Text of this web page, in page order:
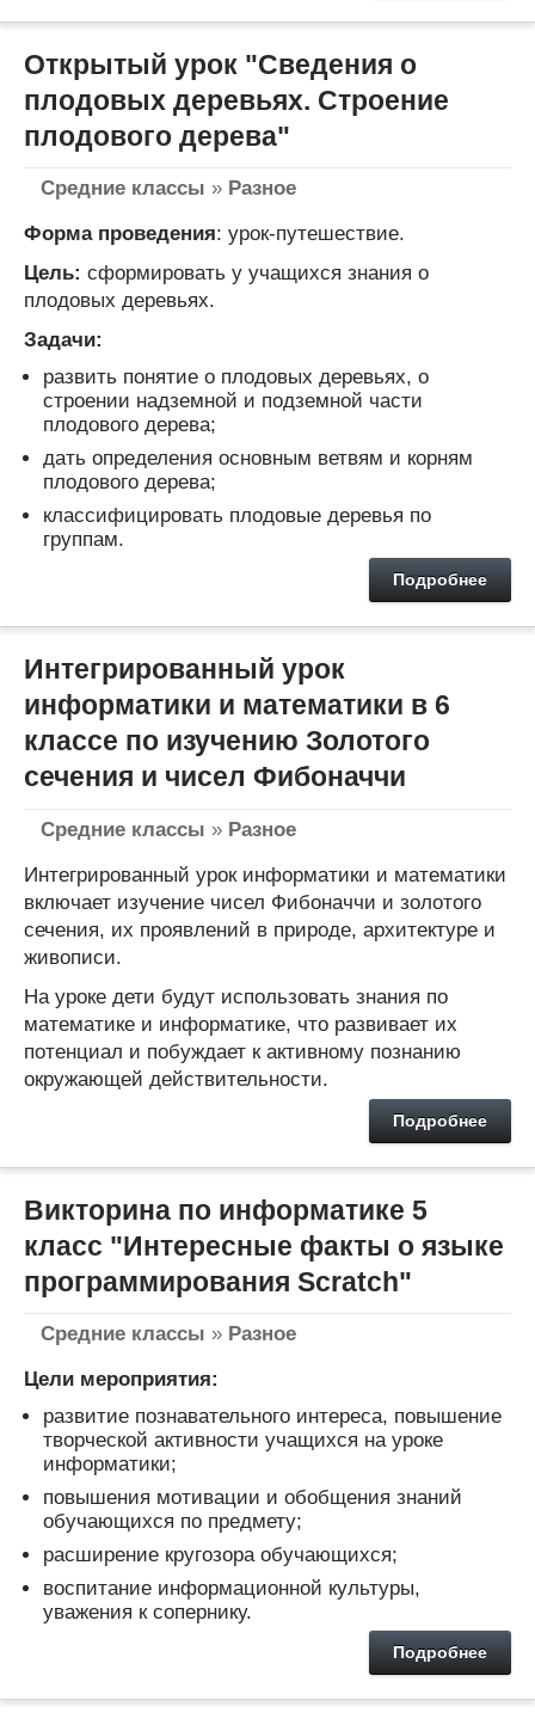
Открытый урок "Сведения о
плодовых деревьях. Строение
плодового дерева"
Средние классы » Разное
Форма проведения: урок-путешествие.
Цель: сформировать у учащихся знания о
плодовых деревьях.
Задачи:
развить понятие о плодовых деревьях, о
строении надземной и подземной части
плодового дерева;
дать определения основным ветвям и корням
плодового дерева;
классифицировать плодовые деревья по
группам.
Подробнее
Интегрированный урок
информатики и математики в 6
классе по изучению Золотого
сечения и чисел Фибоначчи
Средние классы » Разное
Интегрированный урок информатики и математики
включает изучение чисел Фибоначчи и золотого
сечения, их проявлений в природе, архитектуре и
живописи.
На уроке дети будут использовать знания по
математике и информатике, что развивает их
потенциал и побуждает к активному познанию
окружающей действительности.
Подробнее
Викторина по информатике 5
класс "Интересные факты о языке
программирования Scratch"
Средние классы » Разное
Цели мероприятия:
развитие познавательного интереса, повышение
творческой активности учащихся на уроке
информатики;
повышения мотивации и обобщения знаний
обучающихся по предмету;
расширение кругозора обучающихся;
воспитание информационной культуры,
уважения к сопернику.
Подробнее